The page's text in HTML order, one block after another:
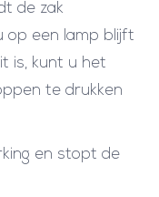
de zak
op een lamp blijft
is, kunt u het
te drukken
en stopt de